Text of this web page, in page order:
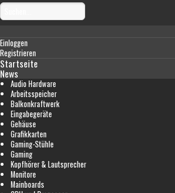
Einloggen
Registrieren
Startseite
News
Audio Hardware
Arbeitsspeicher
Balkonkraftwerk
Eingabegeräte
Gehäuse
Grafikkarten
Gaming-Stühle
Gaming
Kopfhörer & Lautsprecher
Monitore
Mainboards